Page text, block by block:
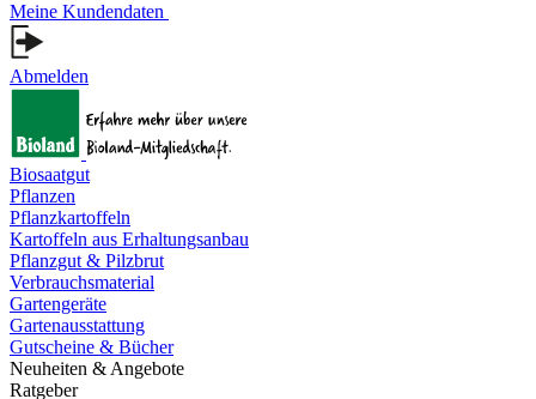
Meine Kundendaten
Abmelden
Biosaatgut
Pflanzen
Pflanzkartoffeln
Kartoffeln aus Erhaltungsanbau
Pflanzgut & Pilzbrut
Verbrauchsmaterial
Gartengeräte
Gartenausstattung
Gutscheine & Bücher
Neuheiten & Angebote
Ratgeber